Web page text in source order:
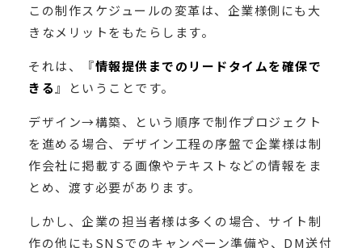
この制作スケジュールの変革は、企業様側にも大
きなメリットをもたらします。
それは、『情報提供までのリードタイムを確保で
きる 』ということです。
デザイン→構築、という順序で制作プロジェクト
を進める場合、デザイン工程の序盤で企業様は制
作会社に掲載する画像やテキストなどの情報をま
とめ、渡す必要があります。
しかし、企業の担当者様は多くの場合、サイト制
作の他にもSNSでのキャンペーン準備や、DM送付